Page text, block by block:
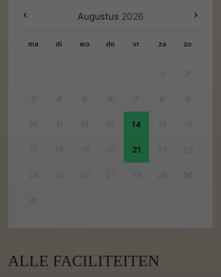
Augustus 2026
ma di wo do vr za zo
2
3 4 6 9
10 11 14
21
29
31
ALLE FACILITEITEN